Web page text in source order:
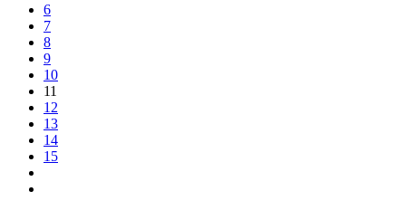
6
7
8
9
10
11
12
13
14
15